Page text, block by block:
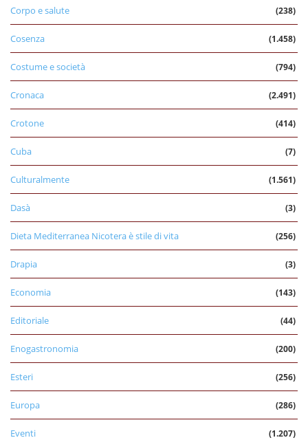
Corpo e salute (238)
Cosenza (1.458)
Costume e società (794)
Cronaca (2.491)
Crotone (414)
Cuba (7)
Culturalmente (1.561)
Dasà (3)
Dieta Mediterranea Nicotera è stile di vita (256)
Drapia (3)
Economia (143)
Editoriale (44)
Enogastronomia (200)
Esteri (256)
Europa (286)
Eventi (1.207)